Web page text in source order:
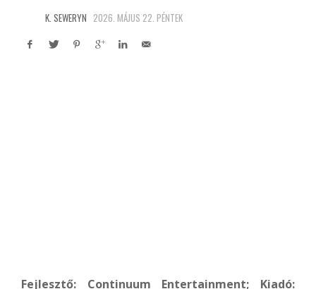
K. SEWERYN 2026. MÁJUS 22. PÉNTEK
Fejlesztő: Continuum Entertainment; Kiadó: